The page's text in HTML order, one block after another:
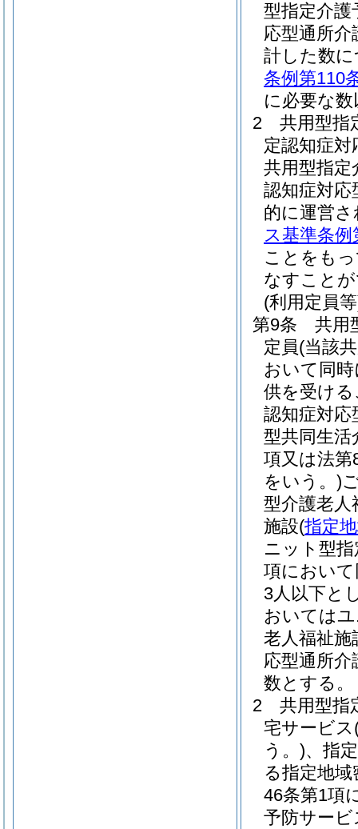
型指定介護
応型通所介
計した数
条例第110
に必要な
2
共用型指
定認知症
共用型指定
認知症対
的に運営
ス基準条例
ことをも
なすこと
(利用定員
第9条
共用
定員(当該
おいて同
供を受け
認知症対応
型共同生活
項又は法
をいう。)
型介護老人
施設(指定
ニット型
項におい
3人以下と
おいては
老人福祉施
応型通所
数とする。
2
共用型指
宅サービス
う。)、指
る指定地
46条第1項
予防サービ